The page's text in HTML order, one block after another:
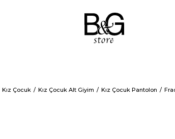
Kız Çocuk Kız Çocuk Alt Giyim Kız Çocuk Pantolon